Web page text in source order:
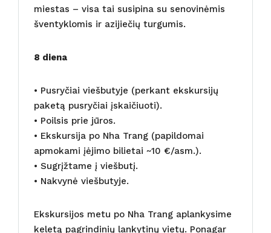
miestas – visa tai susipina su senovinėmis
šventyklomis ir azijiečių turgumis.
8 diena
• Pusryčiai viešbutyje (perkant ekskursijų
paketą pusryčiai įskaičiuoti).
• Poilsis prie jūros.
• Ekskursija po Nha Trang (papildomai
apmokami įėjimo bilietai ~10 €/asm.).
• Sugrįžtame į viešbutį.
• Nakvynė viešbutyje.
Ekskursijos metu po Nha Trang aplankysime
keletą pagrindinių lankytinų vietų. Ponagar